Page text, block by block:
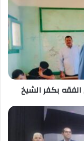
بكفر الشيخ